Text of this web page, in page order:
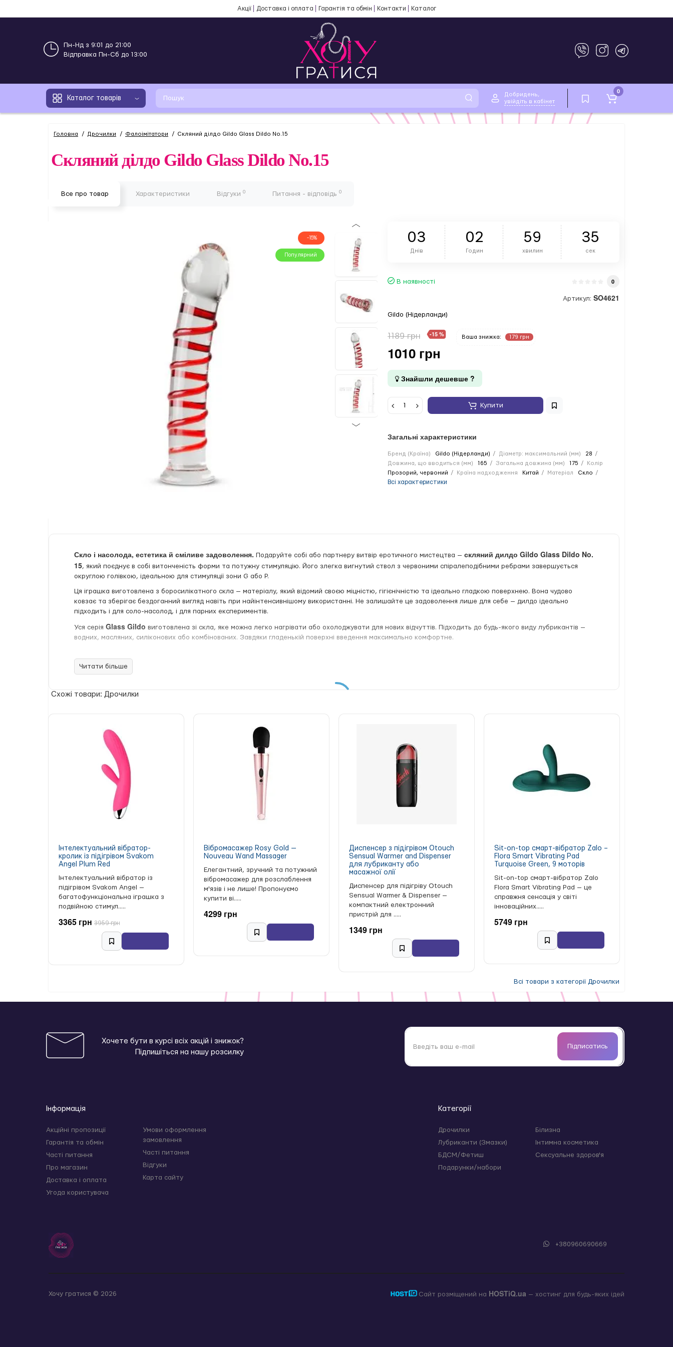
Акції Доставка і оплата Гарантія та обмін Контакти Каталог
Пн-Нд з 9:01 до 21:00
Відправка Пн-Сб до 13:00
Каталог товарів
Добридень,
увійдіть в кабінет
0
Головна Дрочилки Фалоімітатори Скляний ділдо Gildo Glass Dildo No.15
Скляний ділдо Gildo Glass Dildo No.15
Все про товар Характеристики Відгуки 0 Питання - відповідь 0
-15%
Популярний
03
Днів
02
Годин
59
хвилин
34
сек
В наявності 0
Артикул: SO4621
Gildo (Нідерланди)
1189 грн -15 % Ваша знижка: 179 грн
1010 грн
Знайшли дешевше ?
Купити
Загальні характеристики
Бренд (Країна) Gildo (Нідерланди) Діаметр: максимальний (мм)
28
Довжина, що вводиться (мм)
165 Загальна довжина (мм) 175
Колір
Прозорий, червоний
Країна надходження Китай Матеріал Скло
Всі характеристики
Скло і насолода, естетика й сміливе задоволення. Подаруйте собі або партнеру витвір еротичного мистецтва — скляний дилдо Gildo Glass Dildo No.
15, який поєднує в собі витонченість форми та потужну стимуляцію. Його злегка вигнутий ствол з червоними спіралеподібними ребрами завершується
округлою голівкою, ідеальною для стимуляції зони G або P.
Ця іграшка виготовлена з боросилікатного скла — матеріалу, який відомий своєю міцністю, гігієнічністю та ідеально гладкою поверхнею. Вона чудово
ковзає та зберігає бездоганний вигляд навіть при найінтенсивнішому використанні. Не залишайте це задоволення лише для себе — дилдо ідеально
підходить і для соло-насолод, і для парних експериментів.
Уся серія Glass Gildo виготовлена зі скла, яке можна легко нагрівати або охолоджувати для нових відчуттів. Підходить до будь-якого виду лубрикантів —
водних, масляних, силіконових або комбінованих. Завдяки гладенькій поверхні введення максимально комфортне.
Довжина: 17,5 см
Колір
Матеріал
Читати більше
Схожі товари: Дрочилки
Інтелектуальний вібратор-
кролик із підігрівом Svakom
Angel Plum Red
Інтелектуальний вібратор із
підігрівом Svakom Angel —
багатофункціональна іграшка з
подвійною стимул.....
3365 грн 3959 грн
Вібромасажер Rosy Gold —
Nouveau Wand Massager
Елегантний, зручний та потужний
вібромасажер для розслаблення
м'язів і не лише! Пропонуємо
купити ві.....
4299 грн
Диспенсер з підігрівом Otouch
Sensual Warmer and Dispenser
для лубриканту або
масажної олії
Диспенсер для підігріву Otouch
Sensual Warmer & Dispenser —
компактний електронний
пристрій для .....
1349 грн
Sit-on-top смарт-вібратор Zalo –
Flora Smart Vibrating Pad
Turquoise Green, 9 моторів
Sit-on-top смарт-вібратор Zalo
Flora Smart Vibrating Pad — це
справжня сенсація у світі
інноваційних.....
5749 грн
Всі товари з категорії Дрочилки
Хочете бути в курсі всіх акцій і знижок?
Підпишіться на нашу розсилку
Підписатись
Інформація
Акційні пропозиції
Гарантія та обмін
Часті питання
Про магазин
Доставка і оплата
Угода користувача
Умови оформлення
замовлення
Часті питання
Відгуки
Карта сайту
Категорії
Дрочилки
Лубриканти (Змазки)
БДСМ/Фетиш
Подарунки/набори
Білизна
Інтимна косметика
Сексуальне здоров'я
+380960690669
Хочу гратися © 2026 Сайт розміщений на HOSTiQ.ua — хостинг для будь-яких ідей